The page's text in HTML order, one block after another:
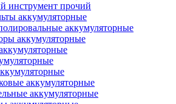
инструмент прочий
аккумуляторные
аккумуляторные
аккумуляторные
аккумуляторные
аккумуляторные